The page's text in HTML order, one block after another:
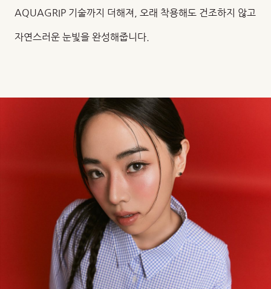
AQUAGRIP 기술까지 더해져, 오래 착용해도 건조하지 않고
자연스러운 눈빛을 완성해줍니다.